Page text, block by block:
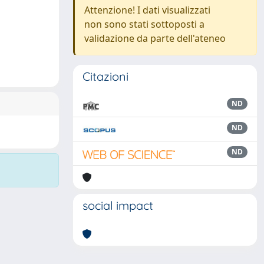
Attenzione! I dati visualizzati
non sono stati sottoposti a
validazione da parte dell'ateneo
Citazioni
ND
ND
ND
social impact